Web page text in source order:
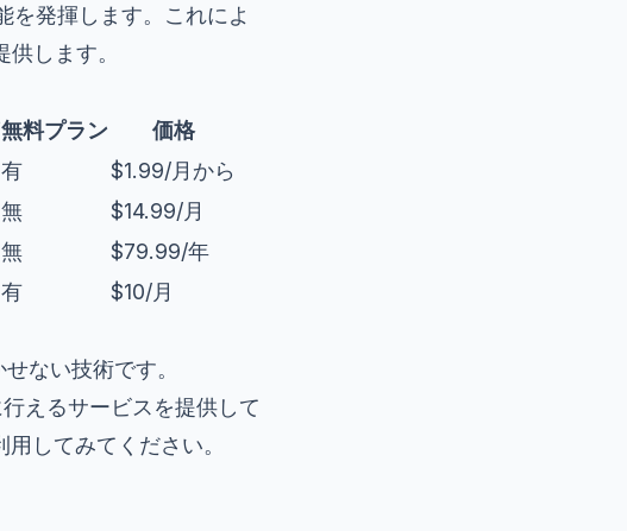
を発揮します。これによ
します。
無料プラン
価格
有
$1.99/月から
無
$14.99/月
無
$79.99/年
有
$10/月
ない技術です。
えるサービスを提供して
してみてください。